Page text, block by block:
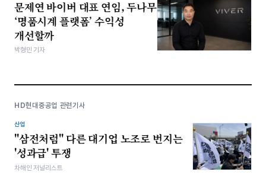
문제연 바이버 대표 연임, 두나무
‘명품시계 플랫폼’ 수익성
개선할까
박형민 기자
HD현대중공업 관련기사
산업
"삼전처럼" 다른 대기업 노조로 번지는
'성과급' 투쟁
차해인 저널리스트